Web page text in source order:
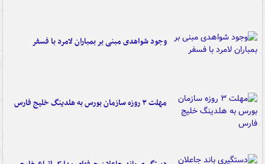
وجود شواهدی مبنی بر بمباران لامرد با فسفر
مهلت ۳ روزه سازمان بورس به هلدینگ خلیج فارس